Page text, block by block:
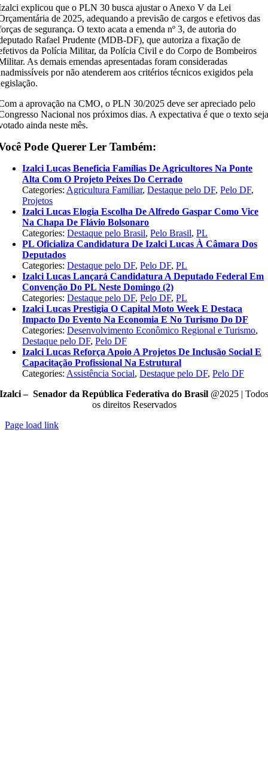
explicou que o PLN 30 busca ajustar o Anexo V da Lei
de 2025, adequando a previsão de cargos e efetivos das
de segurança. O texto acata a emenda nº 3, de autoria do
Rafael Prudente (MDB-DF), que autoriza a fixação de
da Polícia Militar, da Polícia Civil e do Corpo de Bombeiros
As demais emendas apresentadas foram consideradas
por não atenderem aos critérios técnicos exigidos pela
a aprovação na CMO, o PLN 30/2025 deve ser apreciado pelo
Nacional nos próximos dias. A expectativa é que o texto
ainda neste mês.
Pode Querer Ler Também:
Izalci Lucas Beneficia Famílias De Agricultores Na Ponte
Alta Com O Projeto Peixes Do Cerrado
Categories: Agricultura Familiar,Destaque pelo DF,Pelo DF,
Projetos
Izalci Lucas Elogia Escolha De Alfredo Gaspar Como Vice
Na Chapa De Flávio Bolsonaro
Categories:Destaque pelo Brasil,Pelo Brasil,PL
PL Oficializa Candidatura De Izalci Lucas À Câmara Dos
Deputados
Categories:Destaque pelo DF,Pelo DF,PL
Izalci Lucas Lançará Candidatura A Deputado Federal Em
Convenção Do PL Neste Domingo (2)
Categories:Destaque pelo DF,Pelo DF,PL
Izalci Lucas Prestigia O Capital Moto Week E Destaca
Impacto Do Evento Na Economia E No Turismo Do DF
Categories:Desenvolvimento Econômico Regional e Turismo,
Destaque pelo DF,Pelo DF
Izalci Lucas Reforça Apoio A Projetos De Inclusão Social E
Capacitação Profissional Na Estrutural
Categories: Assistência Social,Destaque pelo DF,Pelo DF
Izalci – Senador da República Federativa do Brasil @2025 | Todos
os direitos Reservados
Page load link